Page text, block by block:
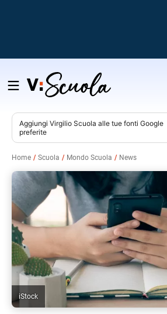
Salta
contenuto
Aggiungi Virgilio Scuola alle tue fonti Google
preferite
Home Scuola Mondo Scuola News
iStock